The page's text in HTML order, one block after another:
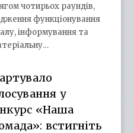
чотирьох раундів,
функціонування
інформування та
у
«Наша
встигніть